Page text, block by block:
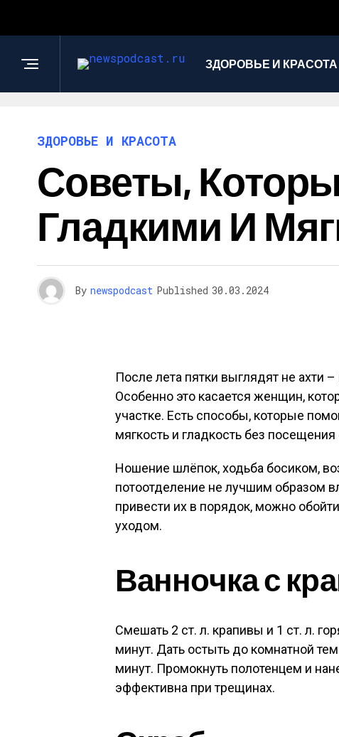
ЗДОРОВЬЕ И КРАСОТА
ЗДОРОВЬЕ И КРАСОТА
Советы,
Гладкими И
By newspodcast Published 30.03.2024
После лета пятки выглядят не ахти
Особенно это касается женщин,
участке. Есть способы, которые
мягкость и гладкость без
Ношение шлёпок, ходьба босиком,
потоотделение не лучшим образом
привести их в порядок, можно
уходом.
Ванночка с
Смешать 2 ст. л. крапивы и 1 ст. л.
минут. Дать остыть до комнатной
минут. Промокнуть полотенцем и
эффективна при трещинах.